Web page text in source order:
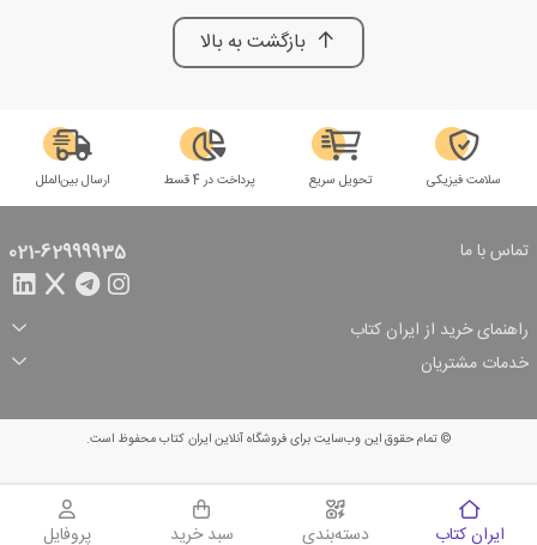
بازگشت به بالا
سلامت فیزیکی تحویل سریع پرداخت در 4 قسط ارسال بین‌الملل
تماس با ما 021-62999935
راهنمای خرید از ایران کتاب
ثبت سفارش
شرایط ارسال سفارش
شیوه پرداخت
تخفیف‌های خرید
خدمات مشتریان
© تمام حقوق این وب‌سایت برای فروشگاه آنلاین ایران کتاب محفوظ است.
ایران کتاب دسته‌بندی
سبد خرید
سبد خرید پروفایل